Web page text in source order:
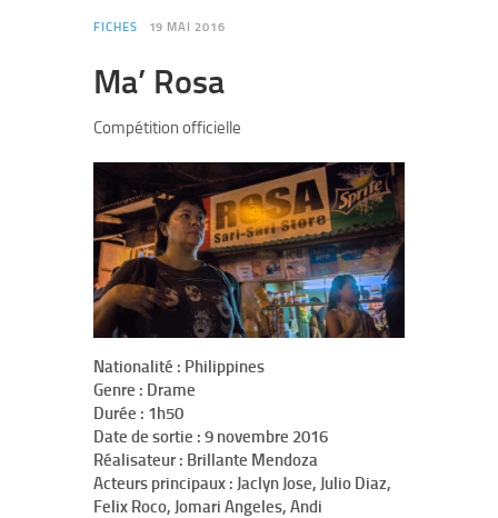
FICHES 19 MAI 2016
Ma’ Rosa
Compétition officielle
Nationalité : Philippines
Genre : Drame
Durée : 1h50
Date de sortie : 9 novembre 2016
Réalisateur : Brillante Mendoza
Acteurs principaux : Jaclyn Jose, Julio Diaz,
Felix Roco, Jomari Angeles, Andi